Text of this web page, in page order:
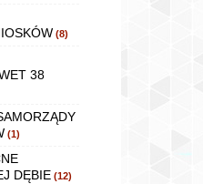
(8)
38
(1)
DĘBIE (12)